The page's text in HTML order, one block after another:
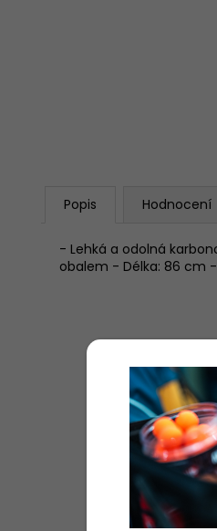
Popis Hodnocení
- Lehká a odolná
obalem - Délka: 86 cm